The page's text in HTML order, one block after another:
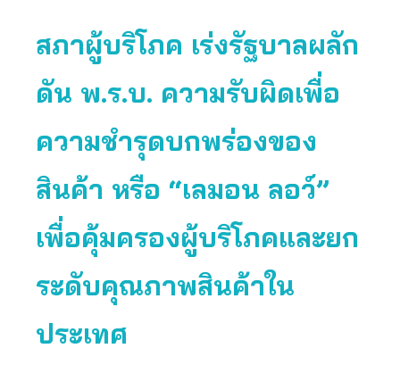
สภาผู้บริโภค เร่งรัฐบาลผลัก
ดัน พ.ร.บ. ความรับผิดเพื่อ
ความชำรุดบกพร่องของ
สินค้า หรือ “เลมอน ลอว์”
เพื่อคุ้มครองผู้บริโภคและยก
ระดับคุณภาพสินค้าใน
ประเทศ